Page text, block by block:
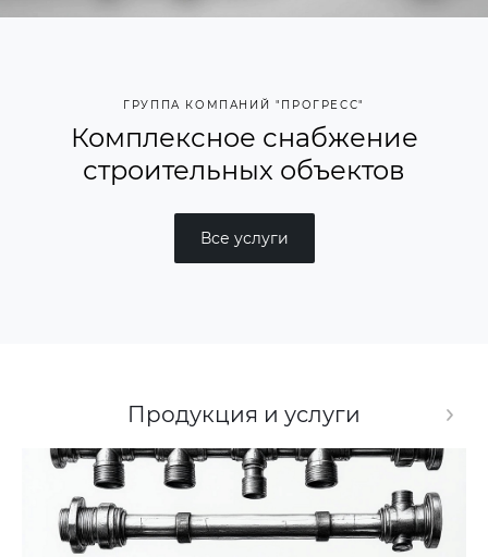
ГРУППА КОМПАНИЙ "ПРОГРЕСС"
Комплексное снабжение
строительных объектов
Все услуги
Продукция и услуги